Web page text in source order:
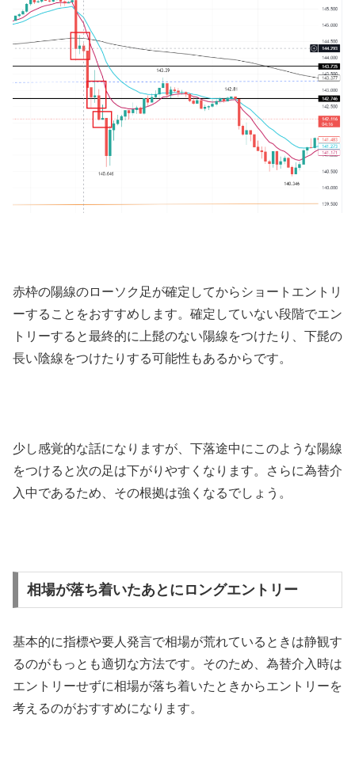
赤枠の陽線のローソク足が確定してからショートエントリ
ーすることをおすすめします。確定していない段階でエン
トリーすると最終的に上髭のない陽線をつけたり、下髭の
長い陰線をつけたりする可能性もあるからです。
少し感覚的な話になりますが、下落途中にこのような陽線
をつけると次の足は下がりやすくなります。さらに為替介
入中であるため、その根拠は強くなるでしょう。
相場が落ち着いたあとにロングエントリー
基本的に指標や要人発言で相場が荒れているときは静観す
るのがもっとも適切な方法です。そのため、為替介入時は
エントリーせずに相場が落ち着いたときからエントリーを
考えるのがおすすめになります。